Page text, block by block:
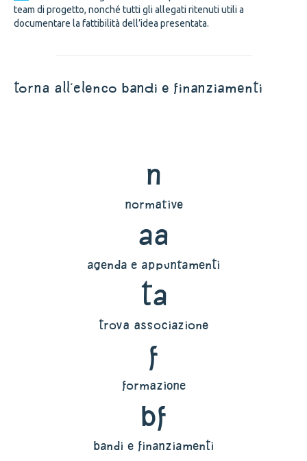
team di progetto, nonché tutti gli allegati ritenuti utili a
documentare la fattibilità dell’idea presentata.
torna all'elenco bandi e finanziamenti
n
normative
aa
agenda e appuntamenti
ta
trova associazione
f
formazione
bf
bandi e finanziamenti